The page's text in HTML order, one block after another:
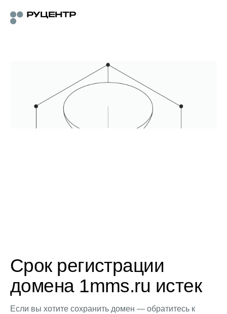
Срок регистрации
домена 1mms.ru истек
Если вы хотите сохранить домен — обратитесь к